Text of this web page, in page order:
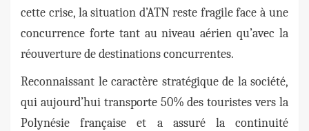
cette crise, la situation d’ATN reste fragile face à une
concurrence forte tant au niveau aérien qu’avec la
réouverture de destinations concurrentes.
Reconnaissant le caractère stratégique de la société,
qui aujourd’hui transporte 50% des touristes vers la
Polynésie française et a assuré la continuité